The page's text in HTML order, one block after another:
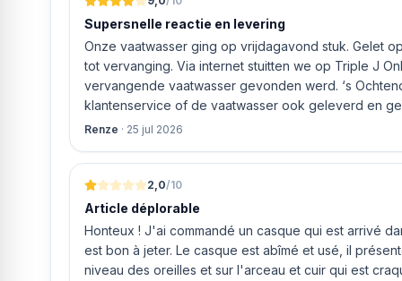
Timer : Ja
Positie bedieningspaneel : voorzijde
Booster : 4
EAN-code : 4011577857146
Supersnelle reactie en levering
Onze vaatwasser ging op vrijdagavond stuk. Gelet
tot vervanging. Via internet stuitten we op Triple J
vervangende vaatwasser gevonden werd. ‘s Ochtends even gebeld met de
klantenservice of de vaatwasser ook geleverd en
bleek het geval tegen alleszins concurrente prijzen.
ging doen om ‘s middags nog te leveren. Het
uur werd de Neff vaatwasser geleverd en ver
Renze · 25 jul 2026
2,0/10
Article déplorable
Honteux ! J'ai commandé un casque qui est arrivé
est bon à jeter. Le casque est abîmé et usé, il
niveau des oreilles et sur l'arceau et cuir qui est